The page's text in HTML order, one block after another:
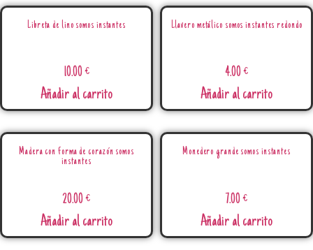
Libreta de lino somos instantes
10.00€
Añadir al carrito
Llavero metálico somos instantes redondo
4.00€
Añadir al carrito
Madera con forma de corazón somos
instantes
20.00€
Añadir al carrito
Monedero grande somos instantes
7.00€
Añadir al carrito